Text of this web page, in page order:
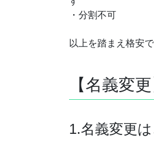
・分割不可
以上を踏まえ格安
【名義変更
1.名義変更